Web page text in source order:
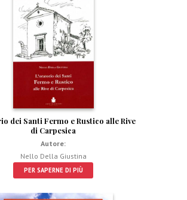
dei Santi Fermo e Rustico alle Rive
di Carpesica
Autore:
Nello Della Giustina
PER SAPERNE DI PIÙ